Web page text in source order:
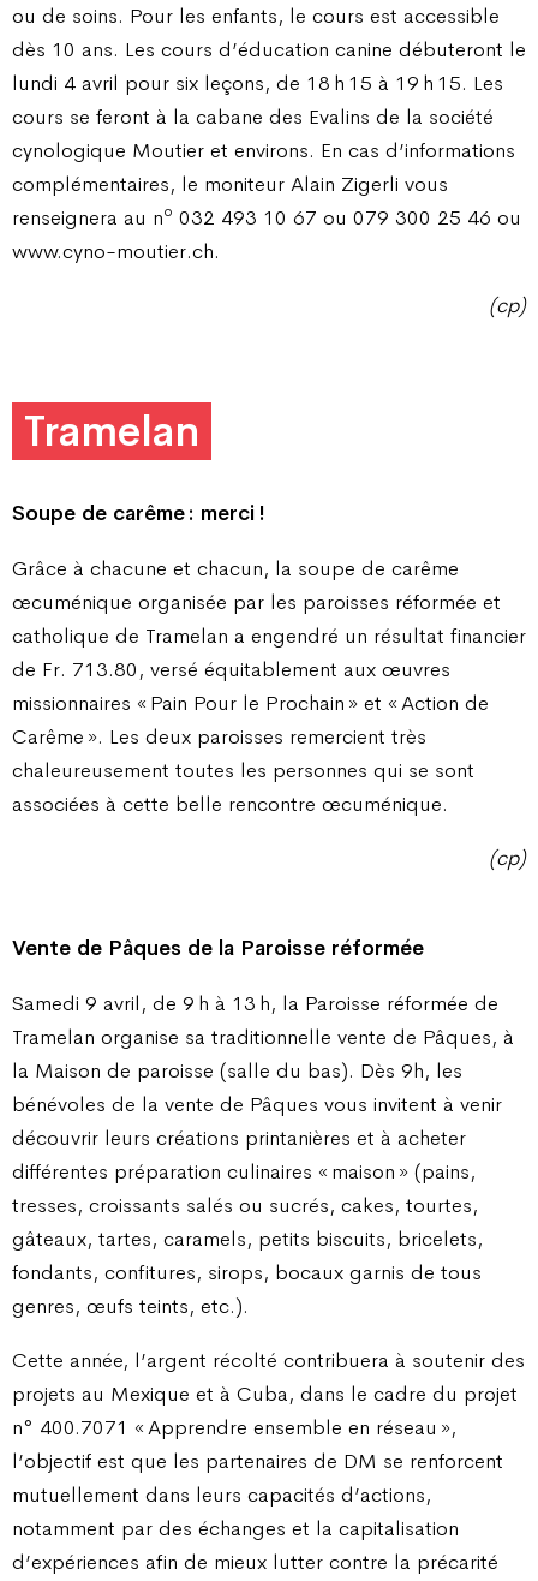
ou de soins. Pour les enfants, le cours est accessible
dès 10 ans. Les cours d’éducation canine débuteront le
lundi 4 avril pour six leçons, de 18 h 15 à 19 h 15. Les
cours se feront à la cabane des Evalins de la société
cynologique Moutier et environs. En cas d’informations
complémentaires, le moniteur Alain Zigerli vous
renseignera au no 032 493 10 67 ou 079 300 25 46 ou
www.cyno-moutier.ch.
(cp)
Tramelan
Soupe de carême : merci !
Grâce à chacune et chacun, la soupe de carême
œcuménique organisée par les paroisses réformée et
catholique de Tramelan a engendré un résultat financier
de Fr. 713.80, versé équitablement aux œuvres
missionnaires « Pain Pour le Prochain » et « Action de
Carême ». Les deux paroisses remercient très
chaleureusement toutes les personnes qui se sont
associées à cette belle rencontre œcuménique.
(cp)
Vente de Pâques de la Paroisse réformée
Samedi 9 avril, de 9 h à 13 h, la Paroisse réformée de
Tramelan organise sa traditionnelle vente de Pâques, à
la Maison de paroisse (salle du bas). Dès 9h, les
bénévoles de la vente de Pâques vous invitent à venir
découvrir leurs créations printanières et à acheter
différentes préparation culinaires « maison » (pains,
tresses, croissants salés ou sucrés, cakes, tourtes,
gâteaux, tartes, caramels, petits biscuits, bricelets,
fondants, confitures, sirops, bocaux garnis de tous
genres, œufs teints, etc.).
Cette année, l’argent récolté contribuera à soutenir des
projets au Mexique et à Cuba, dans le cadre du projet
n° 400.7071 « Apprendre ensemble en réseau »,
l’objectif est que les partenaires de DM se renforcent
mutuellement dans leurs capacités d’actions,
notamment par des échanges et la capitalisation
d’expériences afin de mieux lutter contre la précarité